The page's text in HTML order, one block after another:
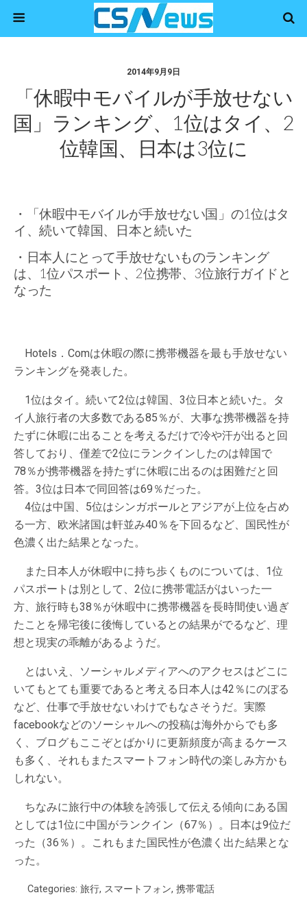
2014年9月9日
「休暇中モバイルが手放せない
国」ランキング、1位はタイ、2
位韓国、日本は3位に
・「休暇中モバイルが手放せない国」の1位はタ
イ、続いて韓国、日本と続いた
・日本人にとって手放せないものランキング
は、1位パスポート、2位携帯、3位旅行ガイドと
なった
Hotels．Comは休暇の際に携帯機器を最も手放せない
ランキングを発表した。
1位はタイ。続いて2位は韓国、3位日本と続いた。タ
イ人旅行者の大多数である85％が、大事な携帯機器を持
たずに休暇に出ることを考えるだけで冷や汗が出ると回
答しており、僅差で2位にランクインしたのは韓国で
78％が携帯機器を持たずに休暇に出るのは困難だと回
答。3位は日本で同回答は69％だった。
4位は中国、5位はシンガポールとアジアが上位を占め
る一方、欧米諸国は軒並み40％を下回るなど、国民性が
色濃く出た結果となった。
また日本人が休暇中に持ち歩くものについては、1位
パスポートは別として、2位に携帯電話がはいった一
方、旅行時も38％が休暇中に携帯機器を長時間使い過ぎ
たことを帰宅後に後悔しているとの結果がでるなど、理
想と現実の乖離があるようだ。
とはいえ、ソーシャルメディアへのアクセスはどこに
いてもとても重要であると考える日本人は42％にのぼる
など、仕事で手放せないわけでもなさそうだ。実際
facebookなどのソーシャルへの投稿は海外からでも多
く、ブログもここぞとばかりに更新頻度が高まるケース
も多く、それもまたスマートフォン時代の楽しみ方かも
しれない。
ちなみに旅行中の体験を誇張して伝える傾向にある国
としては1位に中国がランクイン（67％）。日本は9位だ
った（36％）。これもまた国民性が色濃く出た結果とな
った。
Categories: 旅行, スマートフォン, 携帯電話